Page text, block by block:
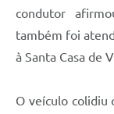
condutor
também foi
à Santa Casa de
O veículo colidiu